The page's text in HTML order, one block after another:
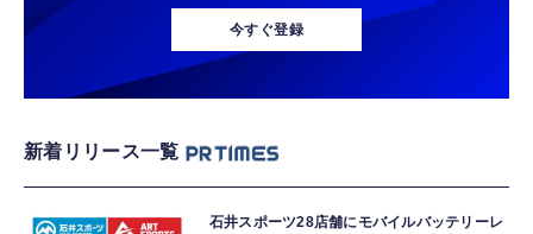
今すぐ登録
新着リリース一覧
石井スポーツ28店舗にモバイルバッテリーレ